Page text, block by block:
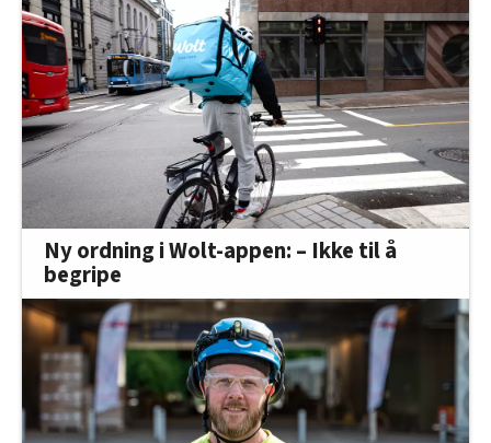
Ny ordning i Wolt-appen: – Ikke til å
begripe